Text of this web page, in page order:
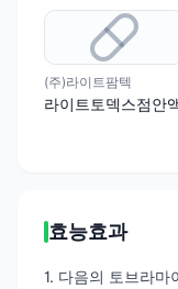
(주)라이트팜텍
라이트토덱스점안
효능효과
1. 다음의 토브라